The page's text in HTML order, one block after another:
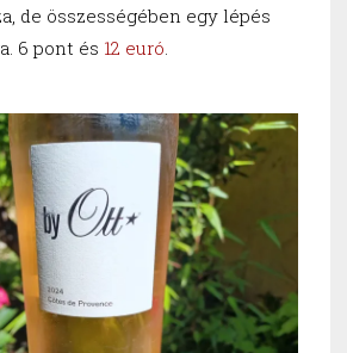
de összességében egy lépés
6 pont és 12 euró